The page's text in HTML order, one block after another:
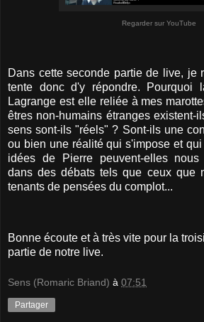
Regarder sur YouTube
Dans cette seconde partie de live, je
tente donc d'y répondre. Pourquoi
Lagrange est elle reliée à mes
êtres non-humains étranges existent-
sens sont-ils "réels" ? Sont-ils une
ou bien une réalité qui s'impose et
idées de Pierre peuvent-elles nous
dans des débats tels que ceux que
tenants de pensées du complot...
Bonne écoute et à très vite pour la
partie de notre live.
Sens (Romaric Briand) à 07:51
Partager